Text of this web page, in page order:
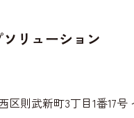
リューション
区則武新町3丁目1番17号